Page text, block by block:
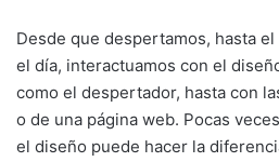
Desde que despertamos, hasta
el día, interactuamos con el
como el despertador, hasta con
o de una página web. Pocas
el diseño puede hacer la